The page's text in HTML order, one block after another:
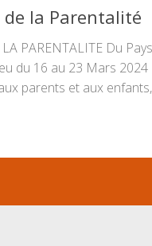
de la Parentalité
PARENTALITE Du
du 16 au 23 Mars 2024
parents et aux